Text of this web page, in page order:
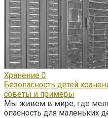
Хранение 0
Безопасность детей
советы и примеры
Мы живем в мире, где
опасность для маленьких